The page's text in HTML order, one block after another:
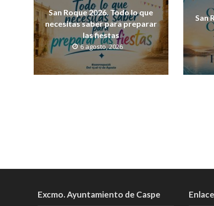
San Roque 2026. Todo lo que
necesitas saber para preparar
las fiestas
6 agosto, 2026
San
Excmo. Ayuntamiento de Caspe